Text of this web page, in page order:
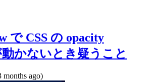
で CSS の opacity
かないとき疑うこと
months ago)